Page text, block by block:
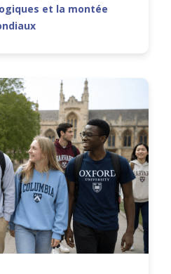
et la montée